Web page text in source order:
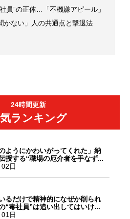
員”の正体…「不機嫌アピール」
かない」人の共通点と撃退法
24時間更新
ランキング
ようにかわいがってくれた」納
授する“職場の厄介者を手なず...
日
るだけで精神的になぜか削られ
“毒社員”は追い出してはいけ...
日